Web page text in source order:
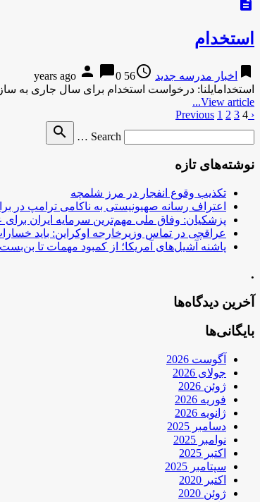
استخدام
bookmark اخبار مدرسه جدید access_time
56 years ago
person chat_bubble0
استخدامایلنا: درخواست استخدام برای سال جاری به
View article...
صفحه‌بندی‹ Previous
1 2 3 4
Search …
search
نوشته‌های تازه
تکذیب وقوع انفجار در مرز شلمچه
اعتراف رسانه صهیونیستی به ناکامی ترامپ در
پزشکیان: وفاق ملی مهم‌ترین سرمایه ایران
عراقچی در تماس وزیرخارجه اوکراین: باید
پاشنه آشیل‌های آمریکا؛ از کمبود مهمات تا بن‌بست
.
آخرین دیدگاه‌ها
بایگانی‌ها
آگوست 2026
جولای 2026
ژوئن 2026
فوریه 2026
ژانویه 2026
دسامبر 2025
نوامبر 2025
اکتبر 2025
سپتامبر 2025
اکتبر 2020
ژوئن 2020